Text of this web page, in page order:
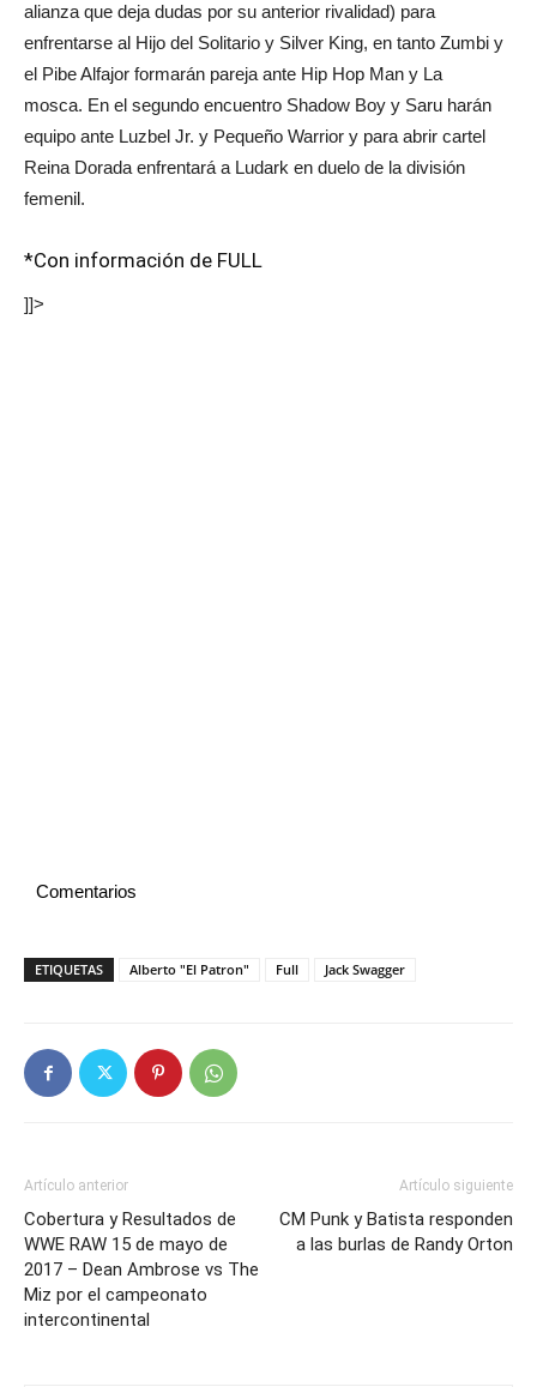
alianza que deja dudas por su anterior rivalidad) para
enfrentarse al Hijo del Solitario y Silver King, en tanto Zumbi y
el Pibe Alfajor formarán pareja ante Hip Hop Man y La
mosca. En el segundo encuentro Shadow Boy y Saru harán
equipo ante Luzbel Jr. y Pequeño Warrior y para abrir cartel
Reina Dorada enfrentará a Ludark en duelo de la división
femenil.
*Con información de FULL
]]>
Comentarios
ETIQUETAS Alberto "El Patron" Full Jack Swagger
Artículo anterior
Cobertura y Resultados de
WWE RAW 15 de mayo de
2017 – Dean Ambrose vs The
Miz por el campeonato
intercontinental
Artículo siguiente
CM Punk y Batista responden
a las burlas de Randy Orton